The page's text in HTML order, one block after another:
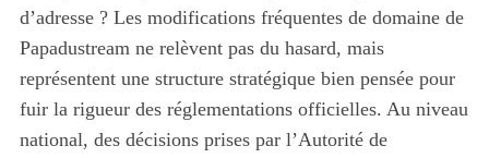
d’adresse ? Les modifications fréquentes de domaine de
Papadustream ne relèvent pas du hasard, mais
représentent une structure stratégique bien pensée pour
fuir la rigueur des réglementations officielles. Au niveau
national, des décisions prises par l’Autorité de